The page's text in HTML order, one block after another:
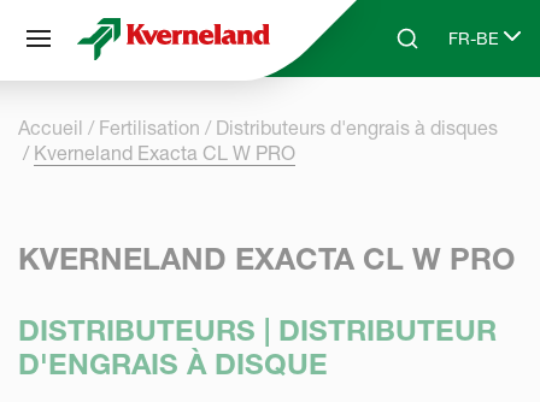
Skip to main content
SearchFR-BE
Select
Accueil Fertilisation
Distributeurs d'engrais à disques
Kverneland Exacta CL W PRO
KVERNELAND EXACTA CL W PRO
DISTRIBUTEURS | DISTRIBUTEUR
D'ENGRAIS À DISQUE
Panneau de gestion des cookies